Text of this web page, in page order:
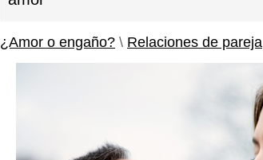
¿Amor o engaño? \ Relaciones de pareja